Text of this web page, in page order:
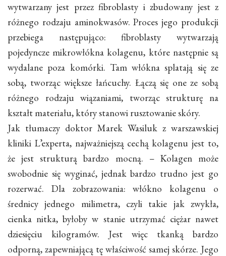
wytwarzany jest przez fibroblasty i zbudowany jest z
różnego rodzaju aminokwasów. Proces jego produkcji
przebiega następująco: fibroblasty wytwarzają
pojedyncze mikrowłókna kolagenu, które następnie są
wydalane poza komórki. Tam włókna splatają się ze
sobą, tworząc większe łańcuchy. Łączą się one ze sobą
różnego rodzaju wiązaniami, tworząc strukturę na
kształt materiału, który stanowi rusztowanie skóry.
Jak tłumaczy doktor Marek Wasiluk z warszawskiej
kliniki L’experta, najważniejszą cechą kolagenu jest to,
że jest strukturą bardzo mocną. – Kolagen może
swobodnie się wyginać, jednak bardzo trudno jest go
rozerwać. Dla zobrazowania: włókno kolagenu o
średnicy jednego milimetra, czyli takie jak zwykła,
cienka nitka, byłoby w stanie utrzymać ciężar nawet
dziesięciu kilogramów. Jest więc tkanką bardzo
odporną, zapewniającą tę właściwość samej skórze. Jego